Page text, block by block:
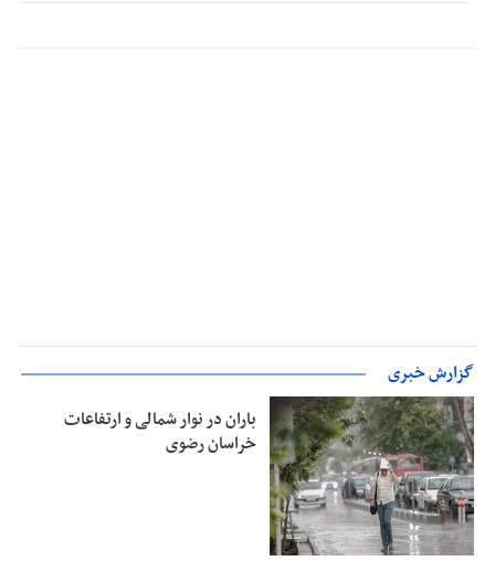
گزارش خبری
باران در نوار شمالی و ارتفاعات
خراسان رضوی